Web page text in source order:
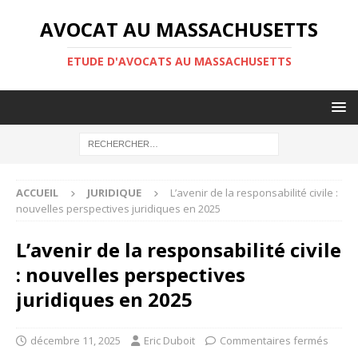
AVOCAT AU MASSACHUSETTS
ETUDE D'AVOCATS AU MASSACHUSETTS
ACCUEIL JURIDIQUE
L’avenir de la responsabilité civile :
nouvelles perspectives juridiques en 2025
L’avenir de la responsabilité civile
: nouvelles perspectives
juridiques en 2025
décembre 11, 2025 Eric Duboit Commentaires fermés